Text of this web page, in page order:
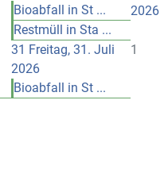
Bioabfall in St ...
Restmüll in Sta ...
2026
31 Freitag, 31. Juli
2026
Bioabfall in St ...
1